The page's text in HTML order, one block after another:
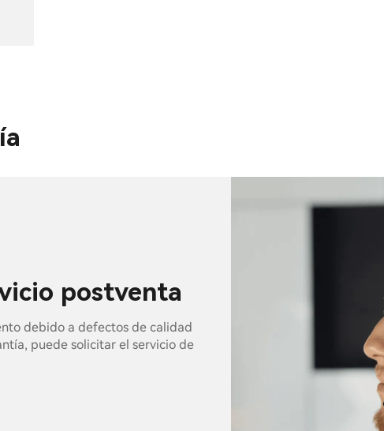
postventa
debido a defectos de calidad
puede solicitar el servicio de